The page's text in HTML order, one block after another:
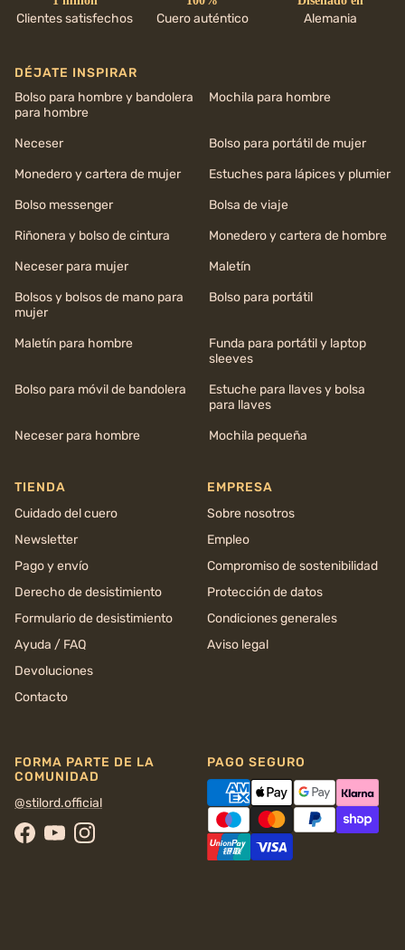
Clientes satisfechos Cuero auténtico Alemania
DÉJATE INSPIRAR
Bolso para hombre y bandolera
para hombre
Mochila para hombre
Neceser
Bolso para portátil de mujer
Monedero y cartera de mujer
Estuches para lápices y plumier
Bolso messenger
Bolsa de viaje
Riñonera y bolso de cintura
Monedero y cartera de hombre
Neceser para mujer
Maletín
Bolsos y bolsos de mano para
mujer
Bolso para portátil
Maletín para hombre
Funda para portátil y laptop
sleeves
Bolso para móvil de bandolera
Estuche para llaves y bolsa
para llaves
Neceser para hombre
Mochila pequeña
TIENDA
Cuidado del cuero
Newsletter
Pago y envío
Derecho de desistimiento
Formulario de desistimiento
Ayuda / FAQ
Devoluciones
Contacto
EMPRESA
Sobre nosotros
Empleo
Compromiso de sostenibilidad
Protección de datos
Condiciones generales
Aviso legal
FORMA PARTE DE LA
COMUNIDAD
@stilord.official
Facebook
YouTubeInstagram
PAGO SEGURO